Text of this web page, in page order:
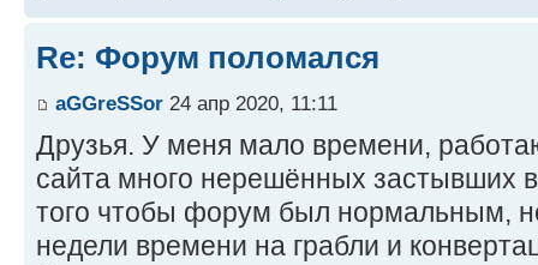
Re: Форум поломался
aGGreSSor 24 апр 2020, 11:11
Друзья. У меня мало времени,
сайта много нерешённых застывших
того чтобы форум был нормальным,
недели времени на грабли и